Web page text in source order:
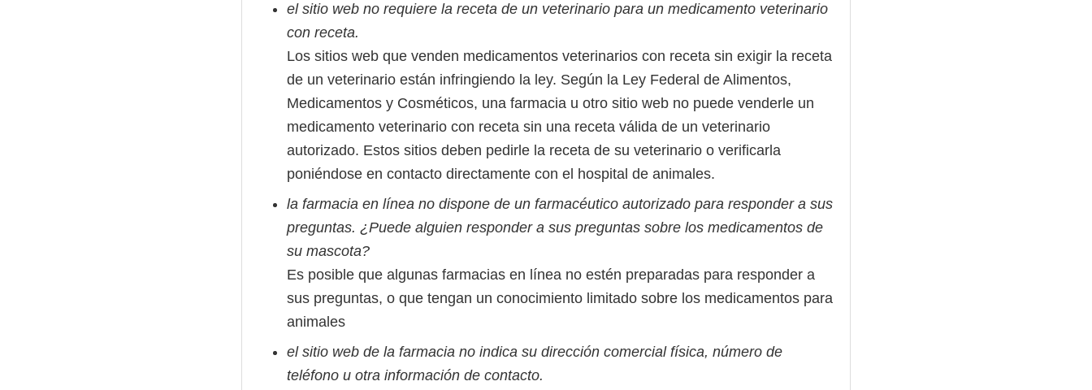
el sitio web no requiere la receta de un veterinario para un medicamento veterinario
con receta.
Los sitios web que venden medicamentos veterinarios con receta sin exigir la receta
de un veterinario están infringiendo la ley. Según la Ley Federal de Alimentos,
Medicamentos y Cosméticos, una farmacia u otro sitio web no puede venderle un
medicamento veterinario con receta sin una receta válida de un veterinario
autorizado. Estos sitios deben pedirle la receta de su veterinario o verificarla
poniéndose en contacto directamente con el hospital de animales.
la farmacia en línea no dispone de un farmacéutico autorizado para responder a sus
preguntas. ¿Puede alguien responder a sus preguntas sobre los medicamentos de
su mascota?
Es posible que algunas farmacias en línea no estén preparadas para responder a
sus preguntas, o que tengan un conocimiento limitado sobre los medicamentos para
animales
el sitio web de la farmacia no indica su dirección comercial física, número de
teléfono u otra información de contacto.